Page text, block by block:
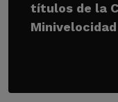
títulos de la
Minivelocidad